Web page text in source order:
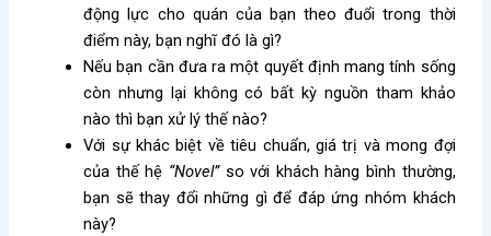
động lực cho quán của bạn theo đuổi trong thời
điểm này, bạn nghĩ đó là gì?
Nếu bạn cần đưa ra một quyết định mang tính sống
còn nhưng lại không có bất kỳ nguồn tham khảo
nào thì bạn xử lý thế nào?
Với sự khác biệt về tiêu chuẩn, giá trị và mong đợi
của thế hệ “Novel”so với khách hàng bình thường,
bạn sẽ thay đổi những gì để đáp ứng nhóm khách
này?